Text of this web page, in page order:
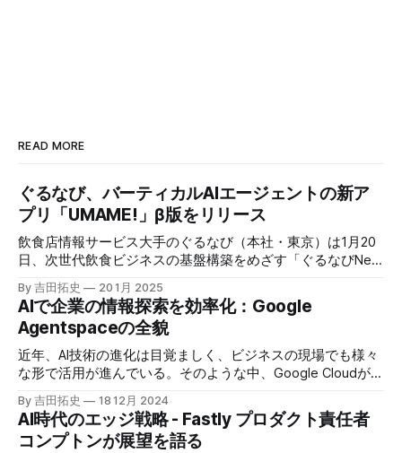
READ MORE
ぐるなび、バーティカルAIエージェントの新ア
プリ「UMAME!」β版をリリース
飲食店情報サービス大手のぐるなび（本社・東京）は1月20
日、次世代飲食ビジネスの基盤構築をめざす「ぐるなびNext
プロジェクト」の初成果として、新たな飲食店探索アプリ
「UMAME!（うまみー！）」のβ版を公開した。
By 吉田拓史 20 1月 2025
AIで企業の情報探索を効率化：Google
Agentspaceの全貌
近年、AI技術の進化は目覚ましく、ビジネスの現場でも様々
な形で活用が進んでいる。そのような中、Google Cloudが新
たに発表したGoogle Agentspaceは、いま注目を集めるAIエ
ージェントがエンタープライズITを大きく変革する予兆と言
えるだろう。
By 吉田拓史 18 12月 2024
AI時代のエッジ戦略 - Fastly プロダクト責任者
コンプトンが展望を語る